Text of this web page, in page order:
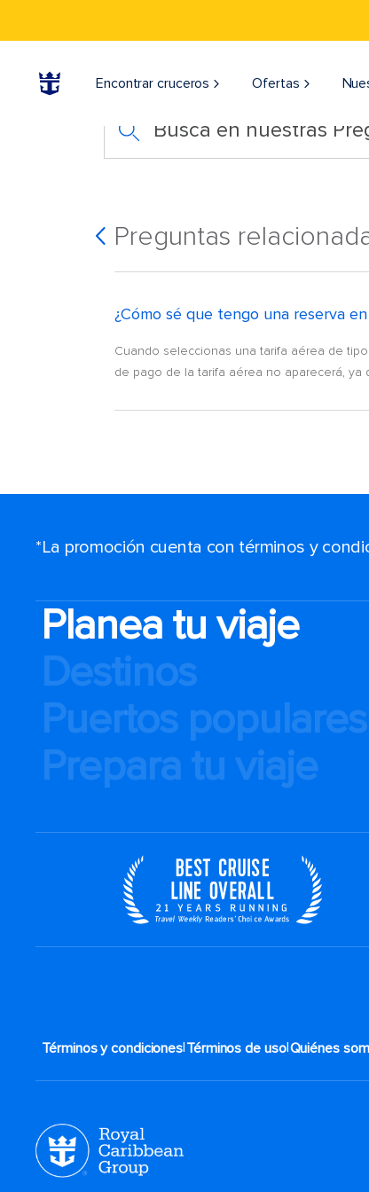
Encontrar cruceros Ofertas
Busca en nuestras
Preguntas
¿Cómo sé que tengo una reserva
Cuando seleccionas una tarifa aérea de
de pago de la tarifa aérea no aparecerá,
*La promoción cuenta con términos y
Planea tu viaje
Destinos
Puertos populares
Prepara tu viaje
Términos y condiciones|Términos de uso|Quiénes